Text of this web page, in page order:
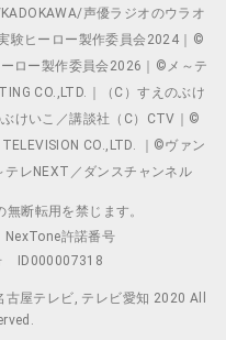
声優ラジオのウラオ
験ヒーロー製作委員会2024｜©
ロー製作委員会2026｜©メ～テ
CO.,LTD.｜（C）すえのぶけ
けいこ／講談社（C）CTV｜©
CO.,LTD. ｜©ヴァン
レNEXT／ダンスチャンネル
断転用を禁じます。
NexTone許諾番号
ID000007318
屋テレビ, テレビ愛知 2020 All